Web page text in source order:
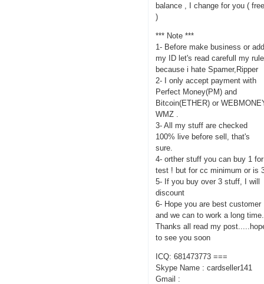
balance , I change for you (
)
*** Note ***
1- Before make business or
my ID let's read carefull my rule
because i hate Spamer,Ripper
2- I only accept payment with
Perfect Money(PM) and
Bitcoin(ETHER) or
WMZ .
3- All my stuff are checked
100% live before sell, that's
sure.
4- orther stuff you can buy 1 for
test ! but for cc minimum or is
5- If you buy over 3 stuff, I will
discount
6- Hope you are best customer
and we can to work a long time.
Thanks all read my
to see you soon
ICQ: 681473773 ===
Skype Name : cardseller141
Gmail :